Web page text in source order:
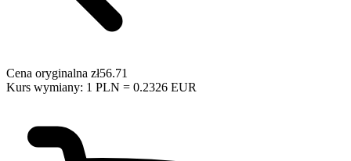
Cena oryginalna zł56.71
Kurs wymiany: 1 PLN = 0.2326 EUR